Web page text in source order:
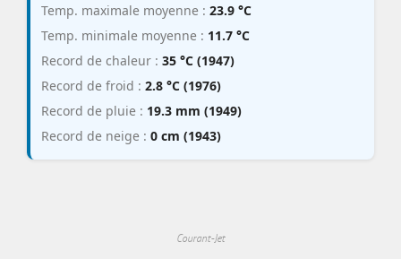
Temp. maximale moyenne : 23.9 °C
Temp. minimale moyenne : 11.7 °C
Record de chaleur : 35 °C (1947)
Record de froid : 2.8 °C (1976)
Record de pluie : 19.3 mm (1949)
Record de neige : 0 cm (1943)
Courant-Jet